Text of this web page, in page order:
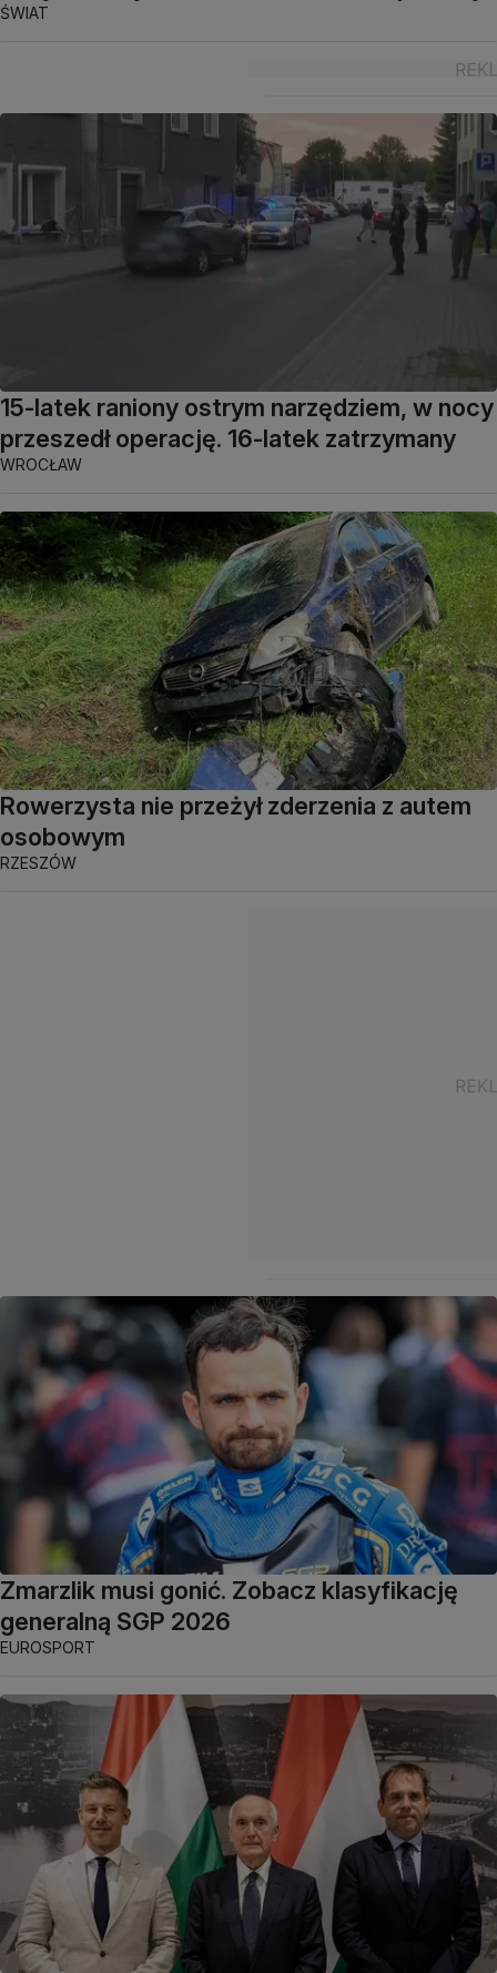
ŚWIAT
15-latek raniony ostrym narzędziem, w nocy
przeszedł operację. 16-latek zatrzymany
WROCŁAW
Rowerzysta nie przeżył zderzenia z autem
osobowym
RZESZÓW
Zmarzlik musi gonić. Zobacz klasyfikację
generalną SGP 2026
EUROSPORT